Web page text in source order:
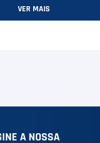
VER MAIS
A NOSSA